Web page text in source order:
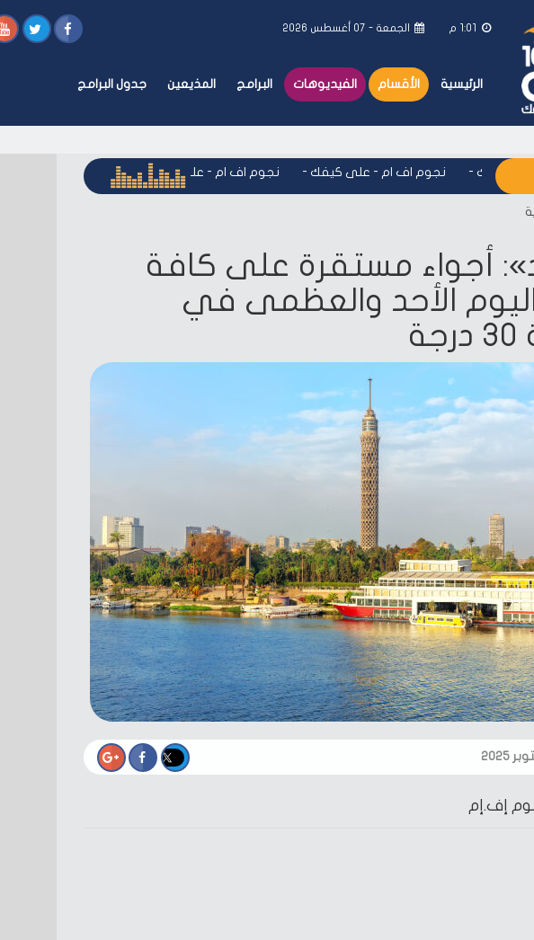
1:01 م الجمعة - ٠٧ أغسطس ٢٠٢٦
الرئيسية الأقسام الفيديوهات البرامج المذيعين جدول البرامج
كيفك -نجوم اف ام - على كيفك -نجوم اف ام - على كيفك نجوم اف ام - على كيفك
أجواء مستقرة على كافة
اليوم الأحد والعظمى في
إف.إم